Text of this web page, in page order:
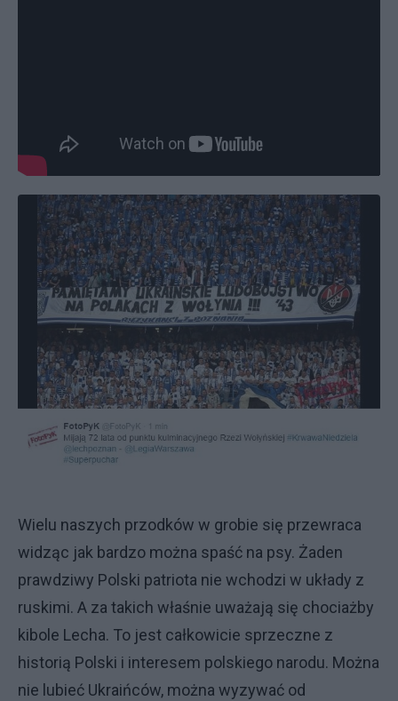
Wielu naszych przodków w grobie się przewraca
widząc jak bardzo można spaść na psy. Żaden
prawdziwy Polski patriota nie wchodzi w układy z
ruskimi. A za takich właśnie uważają się chociażby
kibole Lecha. To jest całkowicie sprzeczne z
historią Polski i interesem polskiego narodu. Można
nie lubieć Ukraińców, można wyzywać od